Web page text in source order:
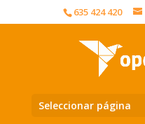
635 424 420
Seleccionar página